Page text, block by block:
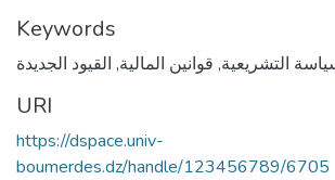
Keywords
التشريعية, قوانين المالية, القيود الجديدة
URI
https://dspace.univ-
boumerdes.dz/handle/123456789/6705